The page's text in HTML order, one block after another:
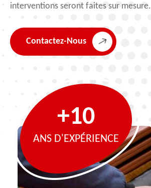
interventions seront faites sur mesure.
Contactez-Nous
+10
ANS D'EXPÉRIENCE